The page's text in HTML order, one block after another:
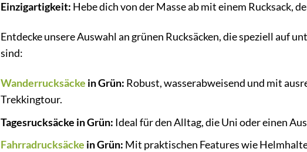
Einzigartigkeit: Hebe dich von der Masse ab mit einem Rucksack,
Entdecke unsere Auswahl an grünen Rucksäcken, die speziell auf
sind:
Wanderrucksäcke in Grün: Robust, wasserabweisend und mit
Trekkingtour.
Tagesrucksäcke in Grün: Ideal für den Alltag, die Uni oder einen
Fahrradrucksäcke in Grün: Mit praktischen Features wie